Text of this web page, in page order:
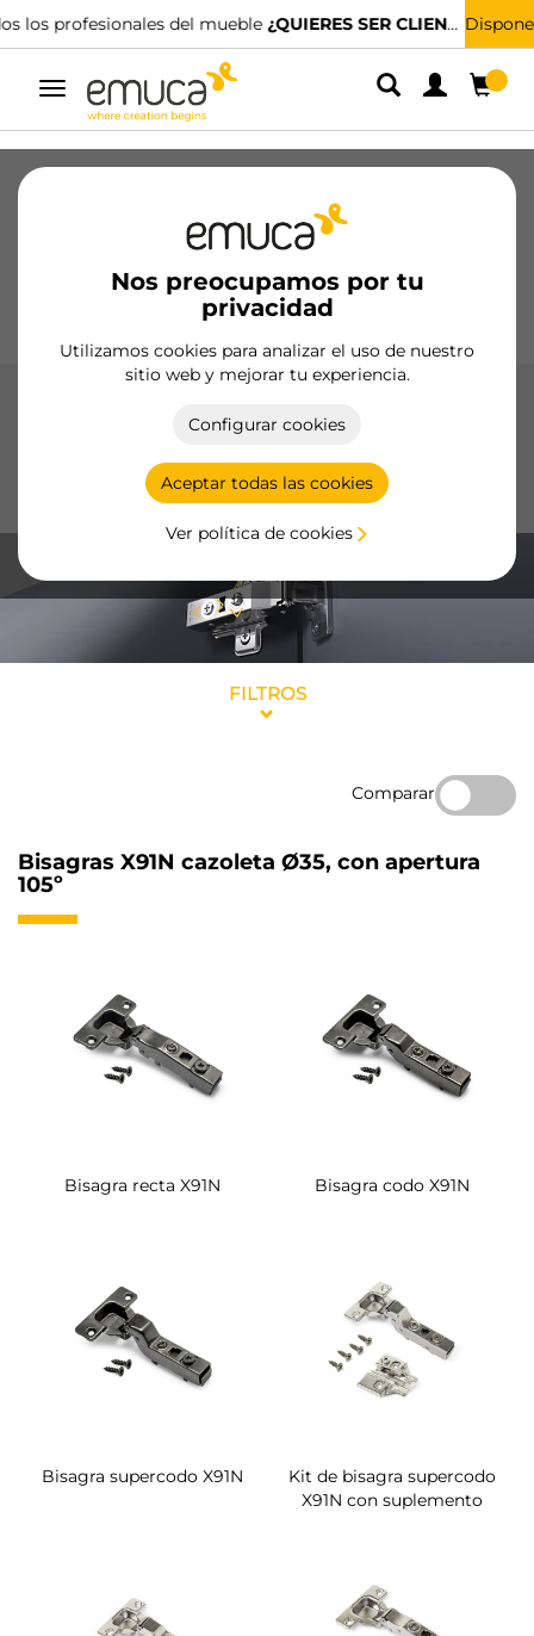
Disponemos de distribuidores especializados.ENCUENTRA EL MÁS CERCANO
Alternar
navegación
Nos preocupamos por tu
privacidad
Utilizamos cookies para analizar el uso de nuestro
sitio web y mejorar tu experiencia.
Configurar cookies
Aceptar todas las cookies
Ver política de cookies
Bisagras
Cocina Montaje
Bases Expositores
Bisagras X91N
calidad, ofrecen un cierre preciso y silencioso con opciones
de apertura de 105° y 165°.
FILTROS
Comparar
Bisagras X91N cazoleta Ø35, con apertura
105º
Bisagra recta X91N Bisagra codo X91N
Bisagra supercodo X91N
Kit de bisagra supercodo
X91N con suplemento